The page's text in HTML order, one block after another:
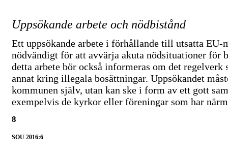
Uppsökande arbete och nödbistånd
Ett uppsökande arbete i förhållande till utsatta EU-
nödvändigt för att avvärja akuta nödsituationer för
detta arbete bör också informeras om det regelverk
annat kring illegala bosättningar. Uppsökandet
kommunen själv, utan kan ske i form av ett gott
exempelvis de kyrkor eller föreningar som har
8
SOU 2016:6